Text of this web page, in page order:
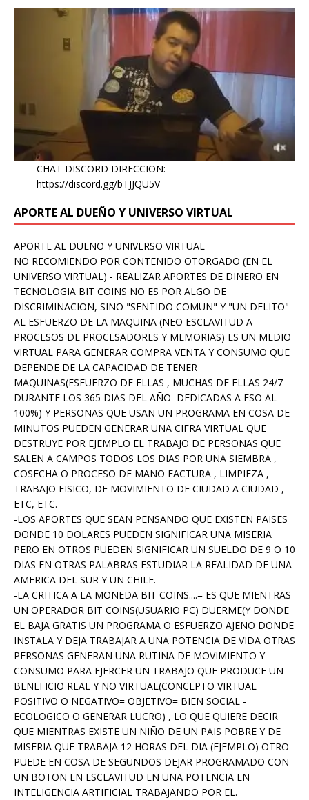
CHAT DISCORD DIRECCION:
https://discord.gg/bTJJQU5V
APORTE AL DUEÑO Y UNIVERSO VIRTUAL
APORTE AL DUEÑO Y UNIVERSO VIRTUAL
NO RECOMIENDO POR CONTENIDO OTORGADO (EN EL
UNIVERSO VIRTUAL) - REALIZAR APORTES DE DINERO EN
TECNOLOGIA BIT COINS NO ES POR ALGO DE
DISCRIMINACION, SINO "SENTIDO COMUN" Y "UN DELITO"
AL ESFUERZO DE LA MAQUINA (NEO ESCLAVITUD A
PROCESOS DE PROCESADORES Y MEMORIAS) ES UN MEDIO
VIRTUAL PARA GENERAR COMPRA VENTA Y CONSUMO QUE
DEPENDE DE LA CAPACIDAD DE TENER
MAQUINAS(ESFUERZO DE ELLAS , MUCHAS DE ELLAS 24/7
DURANTE LOS 365 DIAS DEL AÑO=DEDICADAS A ESO AL
100%) Y PERSONAS QUE USAN UN PROGRAMA EN COSA DE
MINUTOS PUEDEN GENERAR UNA CIFRA VIRTUAL QUE
DESTRUYE POR EJEMPLO EL TRABAJO DE PERSONAS QUE
SALEN A CAMPOS TODOS LOS DIAS POR UNA SIEMBRA ,
COSECHA O PROCESO DE MANO FACTURA , LIMPIEZA ,
TRABAJO FISICO, DE MOVIMIENTO DE CIUDAD A CIUDAD ,
ETC, ETC.
-LOS APORTES QUE SEAN PENSANDO QUE EXISTEN PAISES
DONDE 10 DOLARES PUEDEN SIGNIFICAR UNA MISERIA
PERO EN OTROS PUEDEN SIGNIFICAR UN SUELDO DE 9 O 10
DIAS EN OTRAS PALABRAS ESTUDIAR LA REALIDAD DE UNA
AMERICA DEL SUR Y UN CHILE.
-LA CRITICA A LA MONEDA BIT COINS....= ES QUE MIENTRAS
UN OPERADOR BIT COINS(USUARIO PC) DUERME(Y DONDE
EL BAJA GRATIS UN PROGRAMA O ESFUERZO AJENO DONDE
INSTALA Y DEJA TRABAJAR A UNA POTENCIA DE VIDA OTRAS
PERSONAS GENERAN UNA RUTINA DE MOVIMIENTO Y
CONSUMO PARA EJERCER UN TRABAJO QUE PRODUCE UN
BENEFICIO REAL Y NO VIRTUAL(CONCEPTO VIRTUAL
POSITIVO O NEGATIVO= OBJETIVO= BIEN SOCIAL -
ECOLOGICO O GENERAR LUCRO) , LO QUE QUIERE DECIR
QUE MIENTRAS EXISTE UN NIÑO DE UN PAIS POBRE Y DE
MISERIA QUE TRABAJA 12 HORAS DEL DIA (EJEMPLO) OTRO
PUEDE EN COSA DE SEGUNDOS DEJAR PROGRAMADO CON
UN BOTON EN ESCLAVITUD EN UNA POTENCIA EN
INTELIGENCIA ARTIFICIAL TRABAJANDO POR EL.